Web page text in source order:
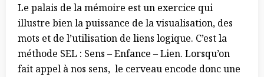
Le palais de la mémoire est un exercice qui
illustre bien la puissance de la visualisation, des
mots et de l’utilisation de liens logique. C’est la
méthode SEL : Sens – Enfance – Lien. Lorsqu’on
fait appel à nos sens, le cerveau encode donc une